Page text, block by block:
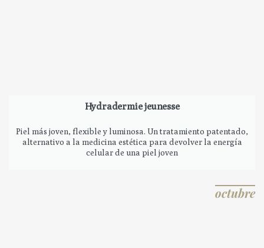
Hydradermie jeunesse
Piel más joven, flexible y luminosa. Un tratamiento patentado,
alternativo a la medicina estética para devolver la energía
celular de una piel joven
octubre